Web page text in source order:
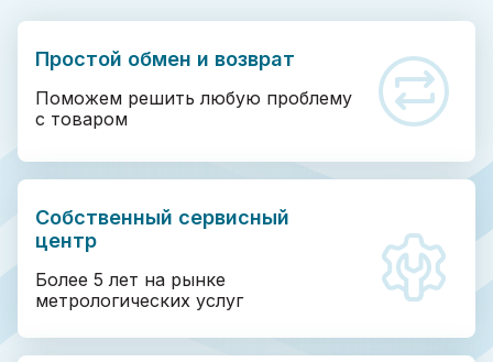
Простой обмен и возврат
Поможем решить любую проблему
с товаром
Собственный сервисный
центр
Более 5 лет на рынке
метрологических услуг